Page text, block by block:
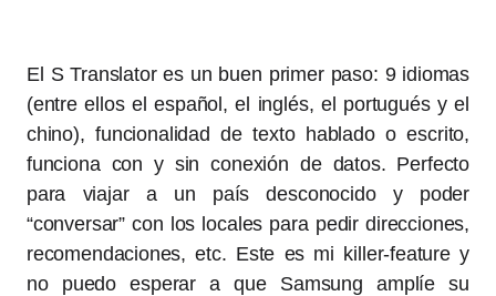
El S Translator es un buen primer paso: 9 idiomas
(entre ellos el español, el inglés, el portugués y el
chino), funcionalidad de texto hablado o escrito,
funciona con y sin conexión de datos. Perfecto
para viajar a un país desconocido y poder
“conversar” con los locales para pedir direcciones,
recomendaciones, etc. Este es mi killer-feature y
no puedo esperar a que Samsung amplíe su